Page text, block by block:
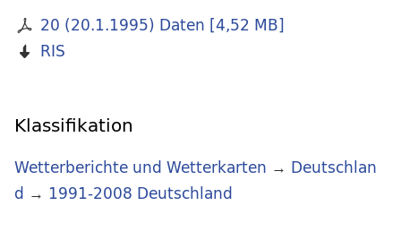
20 (20.1.1995) Daten [4,52 MB]
RIS
Klassifikation
Wetterberichte und Wetterkarten → Deutschlan
d → 1991-2008 Deutschland